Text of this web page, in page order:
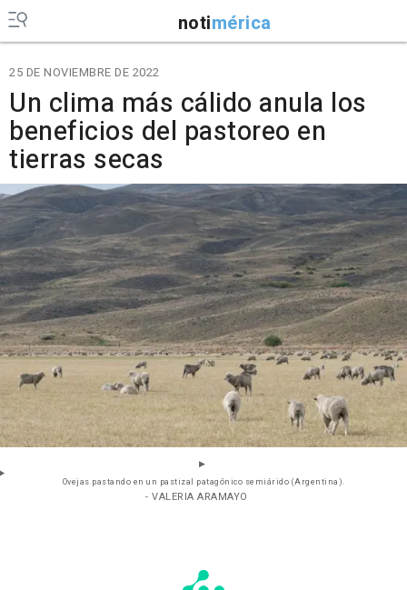
notimérica
25 DE NOVIEMBRE DE 2022
Un clima más cálido anula los
beneficios del pastoreo en
tierras secas
Ovejas pastando en un pastizal patagónico semiárido (Argentina).
- VALERIA ARAMAYO